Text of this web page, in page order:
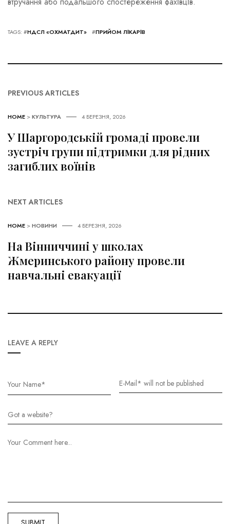
TAGS: #НДСЛ «ОХМАТДИТ» #ПРИЙОМ ЛІКАРІВ
PREVIOUS ARTICLES
HOME >КУЛЬТУРА 4 БЕРЕЗНЯ, 2026
У Шаргородській громаді провели
зустріч групи підтримки для рідних
загиблих воїнів
NEXT ARTICLES
HOME >НОВИНИ 4 БЕРЕЗНЯ, 2026
На Вінниччині у школах
Жмеринського району провели
навчальні евакуації
LEAVE A REPLY